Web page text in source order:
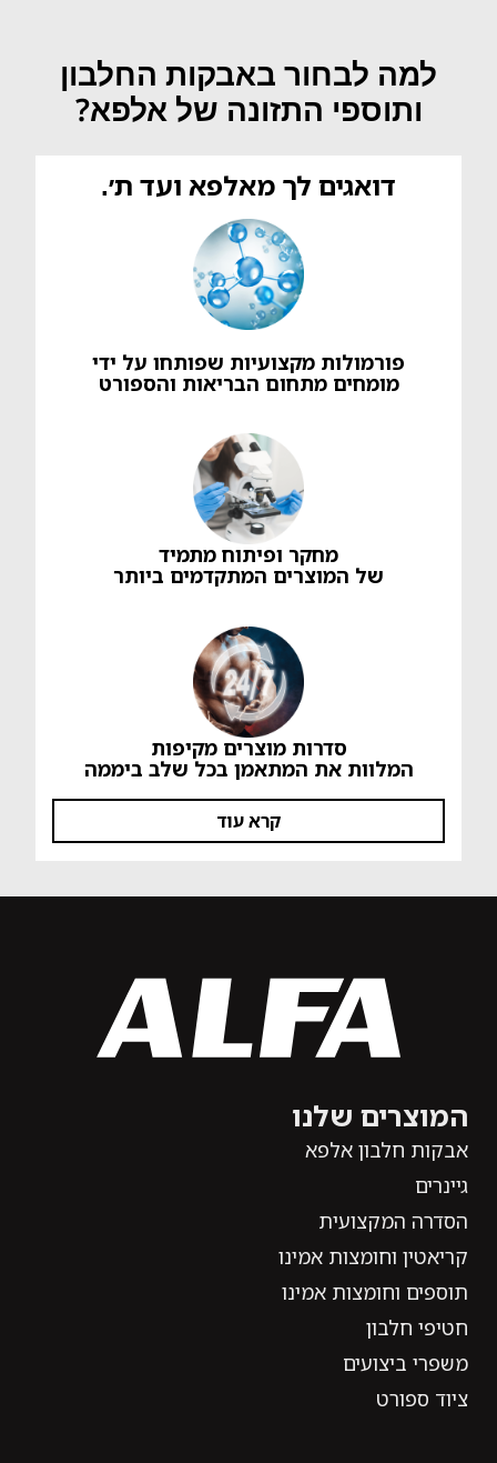
למה לבחור באבקות החלבון
ותוספי התזונה של אלפא?
דואגים לך מאלפא ועד ת׳.
פורמולות מקצועיות שפותחו על ידי
מומחים מתחום הבריאות והספורט
מחקר ופיתוח מתמיד
של המוצרים המתקדמים ביותר
סדרות מוצרים מקיפות
המלוות את המתאמן בכל שלב ביממה
קרא עוד
המוצרים שלנו
אבקות חלבון אלפא
גיינרים
הסדרה המקצועית
קריאטין וחומצות אמינו
תוספים וחומצות אמינו
חטיפי חלבון
משפרי ביצועים
ציוד ספורט